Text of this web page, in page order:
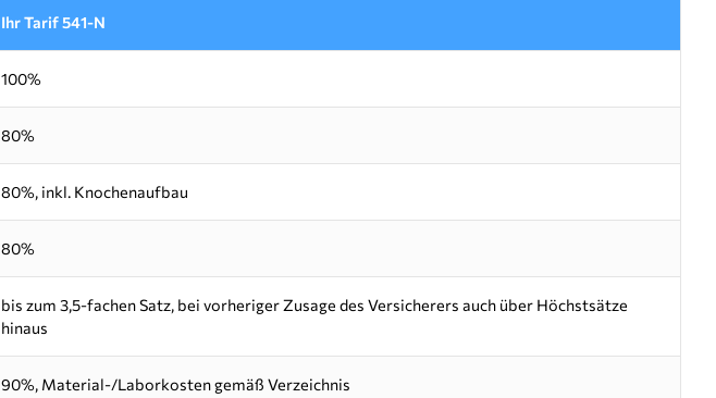
Ihr Tarif 541-N
100%
80%
80%, inkl. Knochenaufbau
80%
bis zum 3,5-fachen Satz, bei vorheriger Zusage des Versicherers auch über Höchstsätze
hinaus
90%, Material-/Laborkosten gemäß Verzeichnis